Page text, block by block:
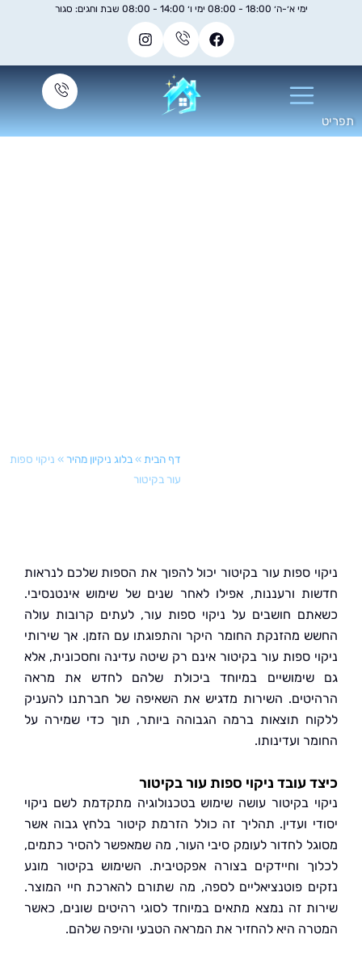
»בלוג ניקיון מהיר »ניקוי ספות
ספות עור בקיטור יכול להפוך את הספות שלכם לנראות
ורעננות, אפילו לאחר שנים של שימוש אינטנסיבי.
חושבים על ניקוי ספות עור, לעתים קרובות עולה
מהזנקת החומר היקר והתפוגתו עם הזמן. אך שירותי
ספות עור בקיטור אינם רק שיטה עדינה וחסכונית, אלא
במיוחד ביכולת שלהם לחדש את מראה
השירות מדגיש את השאיפה של חברתנו להעניק
תוצאות ברמה הגבוהה ביותר, תוך כדי שמירה על
ועדינותו.
עובד ניקוי ספות עור בקיטור
בקיטור עושה שימוש בטכנולוגיה מתקדמת לשם ניקוי
ועדין. תהליך זה כולל הזרמת קיטור בלחץ גבוה אשר
לחדור לעומק סיבי העור, מה שמאפשר להסיר כתמים,
וחיידקים בצורה אפקטיבית. השימוש בקיטור מונע
פוטנציאליים לספה, מה שתורם להארכת חיי המוצר.
זה נמצא מתאים במיוחד לסוגי רהיטים שונים, כאשר
היא להחזיר את המראה הטבעי והיפה שלהם.